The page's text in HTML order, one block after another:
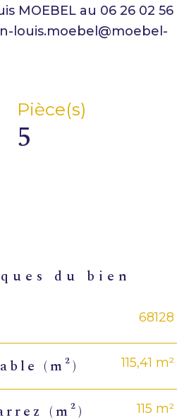
MOEBEL au 06 26 02 56
louis.moebel@moebel-
Pièce(s)
5
du bien
68128
(m²) 115,41 m²
(m²) 115 m²